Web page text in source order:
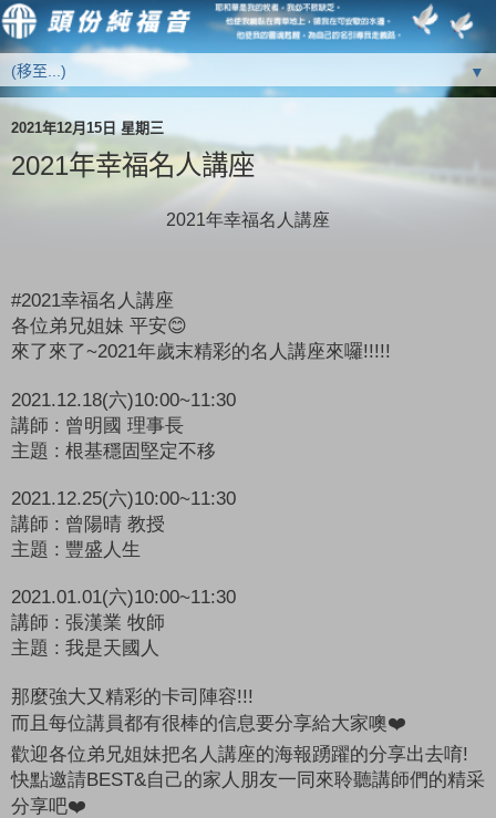
▼
2021年12月15日 星期三
2021年幸福名人講座
2021年幸福名人講座
#2021幸福名人講座
各位弟兄姐妹 平安😊
來了來了~2021年歲末精彩的名人講座來囉!!!!!
2021.12.18(六)10:00~11:30
講師 : 曾明國 理事長
主題 : 根基穩固堅定不移
2021.12.25(六)10:00~11:30
講師 : 曾陽晴 教授
主題 : 豐盛人生
2021.01.01(六)10:00~11:30
講師 : 張漢業 牧師
主題 : 我是天國人
那麼強大又精彩的卡司陣容!!!
而且每位講員都有很棒的信息要分享給大家噢❤️
歡迎各位弟兄姐妹把名人講座的海報踴躍的分享出去唷!
快點邀請BEST&自己的家人朋友一同來聆聽講師們的精采
分享吧❤️